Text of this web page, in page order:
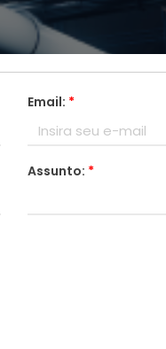
Email: *
Assunto: *